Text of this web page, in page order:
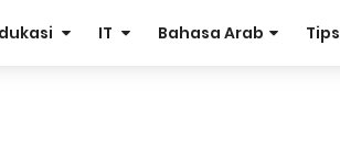
IT Bahasa Arab Tips